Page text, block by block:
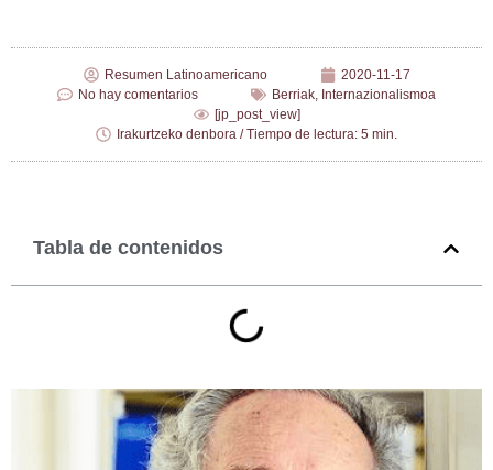
Resumen Latinoamericano
2020-11-17
No hay comentarios
Berriak, Internazionalismoa
[jp_post_view]
Irakurtzeko denbora / Tiempo de lectura: 5 min.
Tabla de contenidos